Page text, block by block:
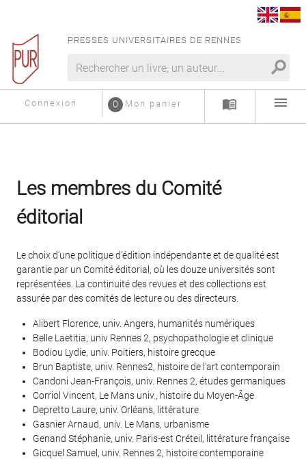
PRESSES UNIVERSITAIRES DE RENNES
search
Connexion Mon panier
0 menu_book menu
Les membres du Comité
éditorial
Le choix d'une politique d'édition indépendante et de qualité est
garantie par un Comité éditorial, où les douze universités sont
représentées. La continuité des revues et des collections est
assurée par des comités de lecture ou des directeurs.
Alibert Florence, univ. Angers, humanités numériques
Belle Laetitia, univ Rennes 2, psychopathologie et clinique
Bodiou Lydie, univ. Poitiers, histoire grecque
Brun Baptiste, univ. Rennes2, histoire de l'art contemporain
Candoni Jean-François, univ. Rennes 2, études germaniques
Corriol Vincent, Le Mans univ., histoire du Moyen-Âge
Depretto Laure, univ. Orléans, littérature
Gasnier Arnaud, univ. Le Mans, urbanisme
Genand Stéphanie, univ. Paris-est Créteil, littérature française
Gicquel Samuel, univ. Rennes 2, histoire contemporaine